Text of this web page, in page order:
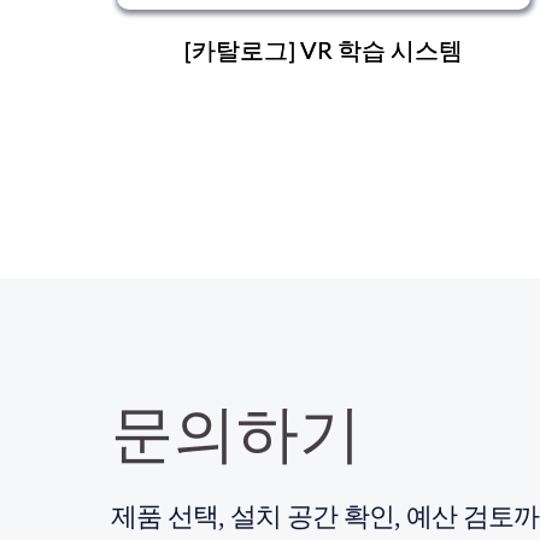
[카탈로그] VR 학습 시스템
문의하기
제품 선택, 설치 공간 확인, 예산 검토